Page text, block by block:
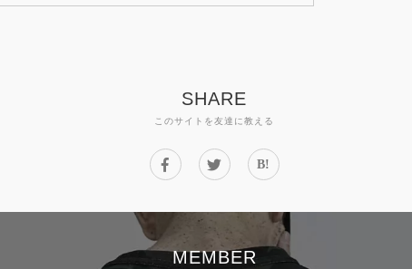
SHARE
このサイトを友達に教える
B!
MEMBER